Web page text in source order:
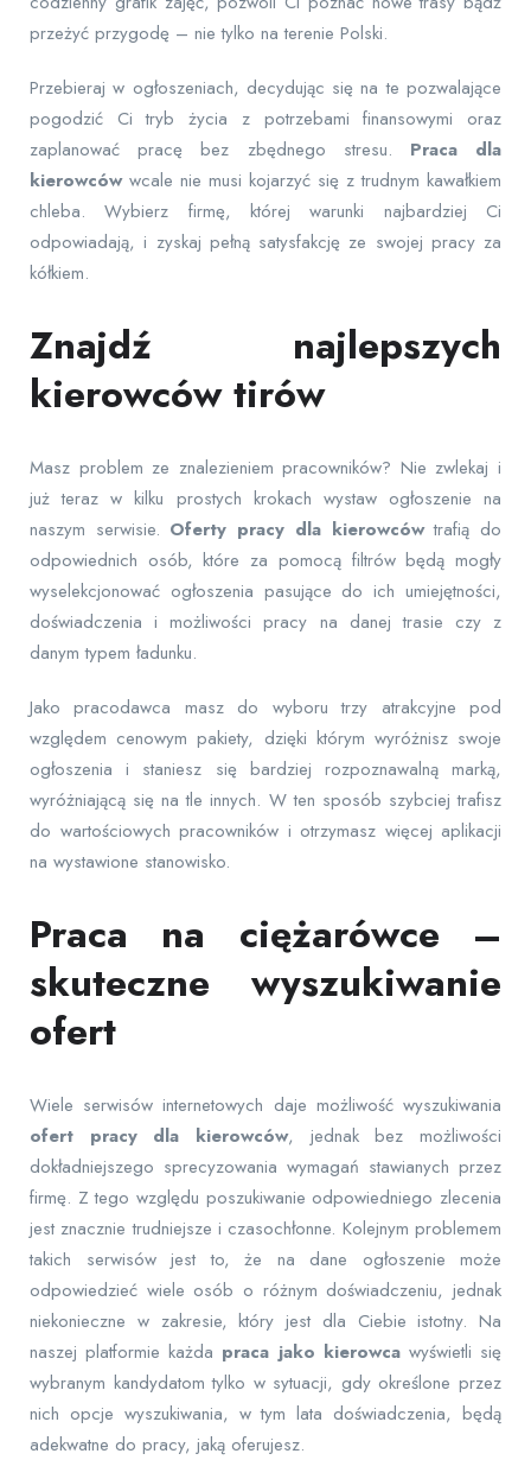
przeżyć przygodę – nie tylko na terenie Polski.
Przebieraj w ogłoszeniach, decydując się na te pozwalające
pogodzić Ci tryb życia z potrzebami finansowymi oraz
zaplanować pracę bez zbędnego stresu. Praca dla
kierowcówwcale nie musi kojarzyć się z trudnym kawałkiem
chleba. Wybierz firmę, której warunki najbardziej Ci
odpowiadają, i zyskaj pełną satysfakcję ze swojej pracy za
kółkiem.
Znajdź najlepszych
kierowców tirów
Masz problem ze znalezieniem pracowników? Nie zwlekaj i
już teraz w kilku prostych krokach wystaw ogłoszenie na
naszym serwisie. Oferty pracy dla kierowcówtrafią do
odpowiednich osób, które za pomocą filtrów będą mogły
wyselekcjonować ogłoszenia pasujące do ich umiejętności,
doświadczenia i możliwości pracy na danej trasie czy z
danym typem ładunku.
Jako pracodawca masz do wyboru trzy atrakcyjne pod
względem cenowym pakiety, dzięki którym wyróżnisz swoje
ogłoszenia i staniesz się bardziej rozpoznawalną marką,
wyróżniającą się na tle innych. W ten sposób szybciej trafisz
do wartościowych pracowników i otrzymasz więcej aplikacji
na wystawione stanowisko.
Praca na ciężarówce –
skuteczne wyszukiwanie
ofert
Wiele serwisów internetowych daje możliwość wyszukiwania
ofert pracy dla kierowców, jednak bez możliwości
dokładniejszego sprecyzowania wymagań stawianych przez
firmę. Z tego względu poszukiwanie odpowiedniego zlecenia
jest znacznie trudniejsze i czasochłonne. Kolejnym problemem
takich serwisów jest to, że na dane ogłoszenie może
odpowiedzieć wiele osób o różnym doświadczeniu, jednak
niekonieczne w zakresie, który jest dla Ciebie istotny. Na
naszej platformie każda praca jako kierowca wyświetli się
wybranym kandydatom tylko w sytuacji, gdy określone przez
nich opcje wyszukiwania, w tym lata doświadczenia, będą
adekwatne do pracy, jaką oferujesz.